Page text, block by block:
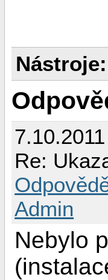
Nástroje:
Re:
Admin
Nebylo